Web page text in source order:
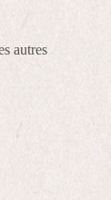
autres